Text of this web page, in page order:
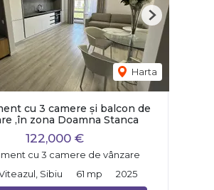
Harta
Next
cu 3 camere și balcon de
,în zona Doamna Stanca
122,000 €
cu 3 camere de vânzare
Sibiu
61 mp 2025